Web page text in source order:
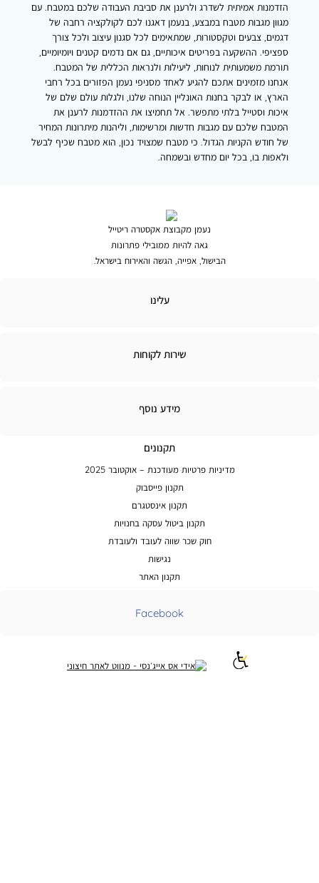
הזדמנות אמיתית לשדרג ולרענן את סביבת העבודה שלכם במטבח. עם
מגווןמגבות מטבח במבצע, בנעמן דאגנו לכם לקולקציה רחבה של
דגמים, צבעים וטקסטורות, שמתאימים לכל סגנון עיצוב ולכל צורך
ספציפי. ההשקעה בפריטים איכותיים, גם אם נדמים קטנים ויומיומיים,
תורמת משמעותית לנוחות, ליעילות ולנראות הכללית של המטבח.
אנחנו מזמינים אתכם להגיע לאחד מסניפי נעמן הפזורים בכל רחבי
הארץ, או לבקר בחנות האונליין הנוחה שלנו, ולגלות עולם שלם של
איכות וסטייל בלתי מתפשר. אל תחמיצו את ההזדמנות לרענן את
המטבח שלכם עם מגבות חדשות ומרשימות, וליהנות מיתרונות המחיר
של חודש הקניות הגדול. כי מטבח שמצויד נכון, הוא מטבח שכיף לבשל
ולאפות בו, בכל יום מחדש ובשמחה.
נעמן מקבוצת אקסטרה ריטייל
גאה להיות ממובילי פתרונות
הבישול, אפייה, הגשה והאירוח בישראל.
עלינו
שירות לקוחות
מידע
מידע נוסף
תקנונים
מדיניות פרטיות מעודכנת – אוקטובר 2025
תקנון פייסבוק
תקנון אינסטגרם
תקנון ביטול עסקה בחנויות
חוק שכר שווה לעובד ולעובדת
נגישות
תקנון האתר
Facebook